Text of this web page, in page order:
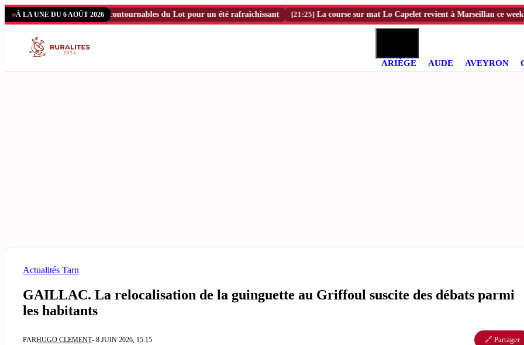
Aller
au À LA UNE DU 6 AOÛT 2026
et spots de baignade incontournables du Lot pour un été rafraîchissant [21:25] La course sur mat Lo Capelet revient à Marseillan ce weekend
ARIÈGE AUDE AVEYRON
Actualités Tarn
GAILLAC. La relocalisation de la guinguette au Griffoul suscite des débats parmi
les habitants
PARHUGO CLEMENT- 8 JUIN 2026, 15:15 🔗 Partager